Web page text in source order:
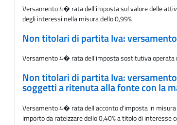
Versamento 4� rata dell'imposta sul valore delle
degli interessi nella misura dello 0,99%
Non titolari di partita Iva:
Versamento 4� rata dell'imposta sostitutiva operata
Non titolari di partita Iva:
soggetti a ritenuta alla fonte con la
Versamento 4� rata dell'acconto d'imposta in
importo da rateizzare dello 0,40% a titolo di interesse